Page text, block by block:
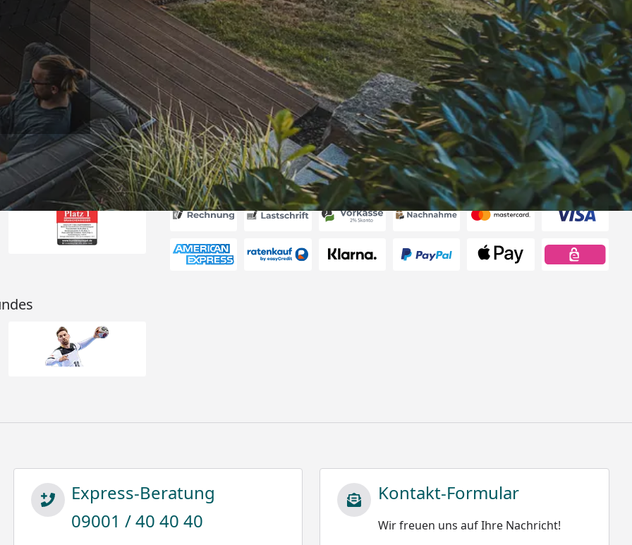
bei der
Versand
Akzeptierte Zahlungsarten
Express-Beratung
09001 / 40 40 40
Kontakt-Formular
Wir freuen uns auf Ihre Nachricht!